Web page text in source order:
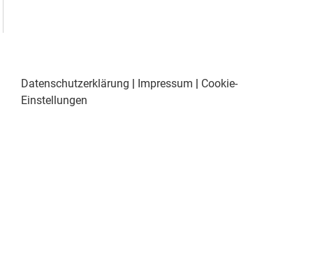
Datenschutzerklärung | Impressum | Cookie-
Einstellungen